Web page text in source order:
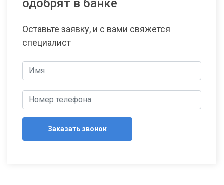
одобрят в банке
Оставьте заявку, и с вами свяжется
специалист
Заказать звонок